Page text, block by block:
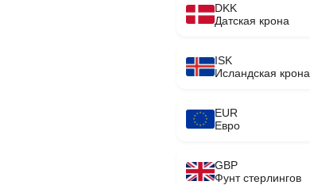
DKK
Датская крона
ISK
Исландская крона
EUR
Евро
GBP
Фунт стерлингов